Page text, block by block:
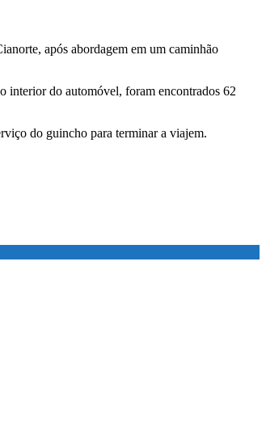
após abordagem em um caminhão
interior do automóvel, foram encontrados 62
do guincho para terminar a viajem.